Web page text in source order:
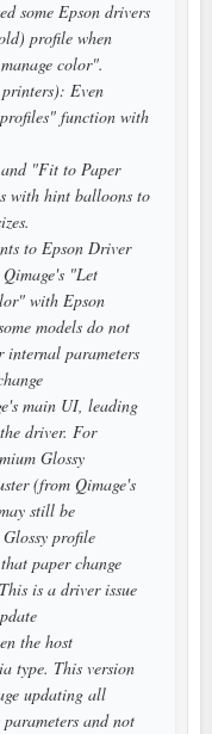
some Epson drivers
profile when
color".
Even
function with
"Fit to Paper
with hint balloons to
to Epson Driver
"Let
with Epson
models do not
internal parameters
main UI, leading
driver. For
Glossy
(from Qimage's
still be
profile
paper change
is a driver issue
the host
type. This version
updating all
and not